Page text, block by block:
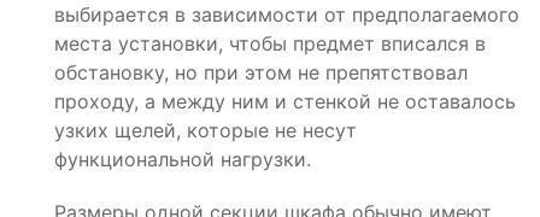
выбирается в зависимости от предполагаемого
места установки, чтобы предмет вписался в
обстановку, но при этом не препятствовал
проходу, а между ним и стенкой не оставалось
узких щелей, которые не несут
функциональной нагрузки.
Размеры одной секции шкафа обычно имеют